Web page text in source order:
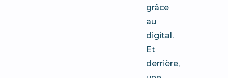
grâce
au
digital.
Et
derrière,